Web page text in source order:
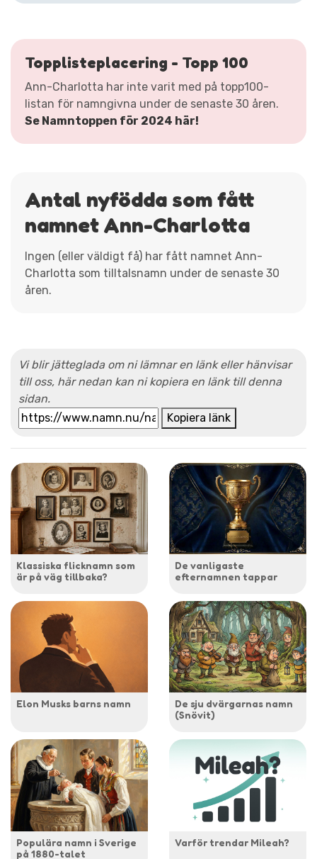
Topplisteplacering - Topp 100
Ann-Charlotta har inte varit med på topp100-
listan för namngivna under de senaste 30 åren.
Se Namntoppen för 2024 här!
Antal nyfödda som fått
namnet Ann-Charlotta
Ingen (eller väldigt få) har fått namnet Ann-
Charlotta som tilltalsnamn under de senaste 30
åren.
Vi blir jätteglada om ni lämnar en länk eller hänvisar
till oss, här nedan kan ni kopiera en länk till denna
sidan.
Kopiera länk
Klassiska flicknamn som
är på väg tillbaka?
De vanligaste
efternamnen tappar
Elon Musks barns namn
De sju dvärgarnas namn
(Snövit)
Populära namn i Sverige
på 1880-talet
Varför trendar Mileah?